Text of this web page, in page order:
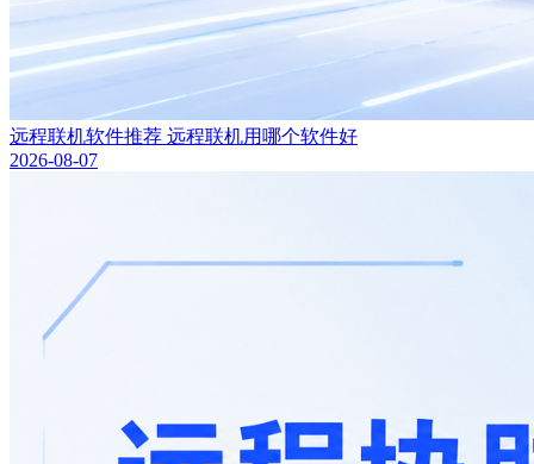
远程联机软件推荐 远程联机用哪个软件好
2026-08-07